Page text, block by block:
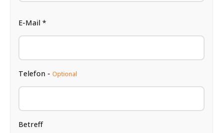
E-Mail *
Telefon - Optional
Betreff